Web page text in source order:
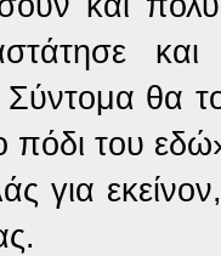
θα
πόδι του
για